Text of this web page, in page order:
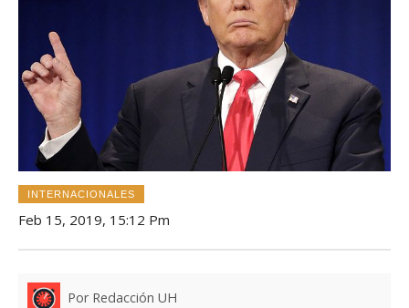
INTERNACIONALES
Feb 15, 2019, 15:12 Pm
Por Redacción UH